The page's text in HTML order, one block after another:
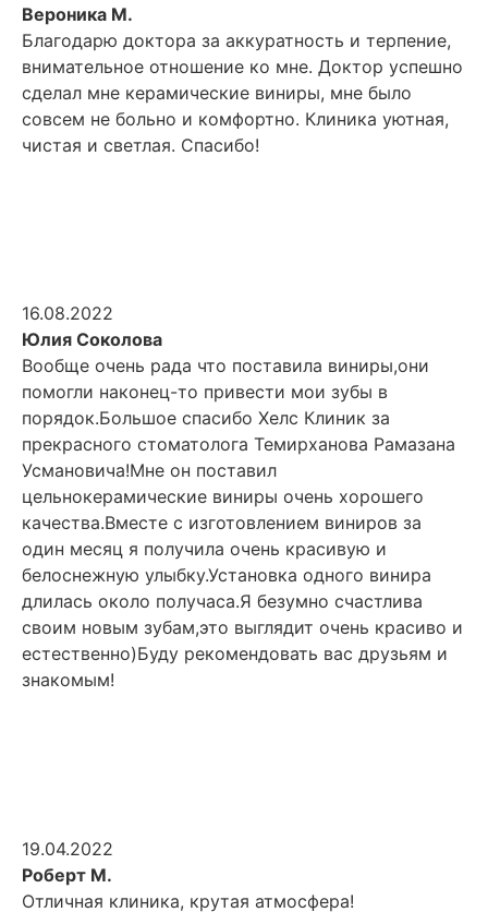
Вероника М.
Благодарю доктора за аккуратность и терпение,
внимательное отношение ко мне. Доктор успешно
сделал мне керамические виниры, мне было
совсем не больно и комфортно. Клиника уютная,
чистая и светлая. Спасибо!
16.08.2022
Юлия Соколова
Вообще очень рада что поставила виниры,они
помогли наконец-то привести мои зубы в
порядок.Большое спасибо Хелс Клиник за
прекрасного стоматолога Темирханова Рамазана
Усмановича!Мне он поставил
цельнокерамические виниры очень хорошего
качества.Вместе с изготовлением виниров за
один месяц я получила очень красивую и
белоснежную улыбку.Установка одного винира
длилась около получаса.Я безумно счастлива
своим новым зубам,это выглядит очень красиво и
естественно)Буду рекомендовать вас друзьям и
знакомым!
19.04.2022
Роберт М.
Отличная клиника, крутая атмосфера!